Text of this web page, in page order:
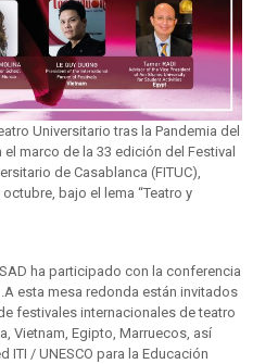
Universitario tras la Pandemia del
marco de la 33 edición del Festival
de Casablanca (FITUC),
bajo el lema “Teatro y
ha participado con la conferencia
esta mesa redonda están invitados
festivales internacionales de teatro
Vietnam, Egipto, Marruecos, así
ITI / UNESCO para la Educación